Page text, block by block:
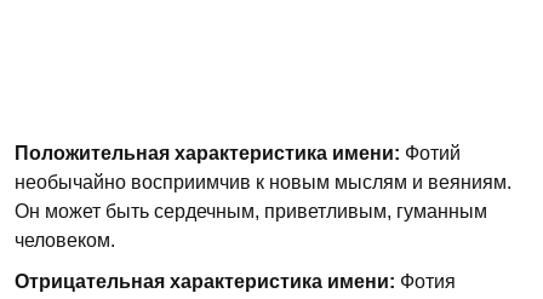
Положительная характеристика имени: Фотий
необычайно восприимчив к новым мыслям и веяниям.
Он может быть сердечным, приветливым, гуманным
человеком.
Отрицательная характеристика имени: Фотия